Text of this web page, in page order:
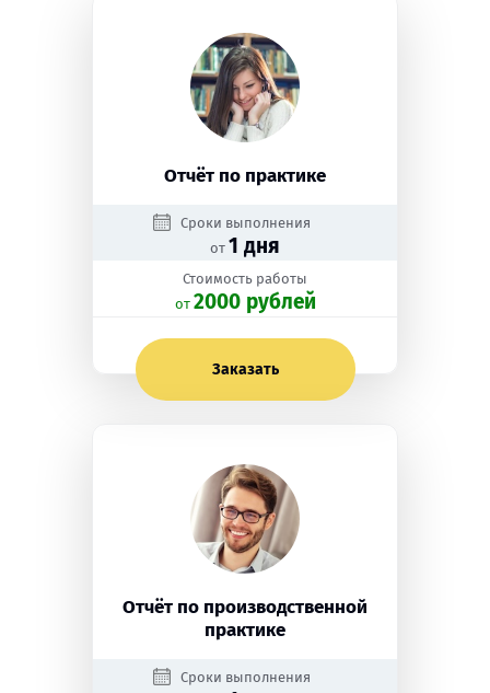
Отчёт по практике
Сроки выполнения
от 1 дня
Стоимость работы
oт 2000 рублей
Заказать
Отчёт по производственной
практике
Сроки выполнения